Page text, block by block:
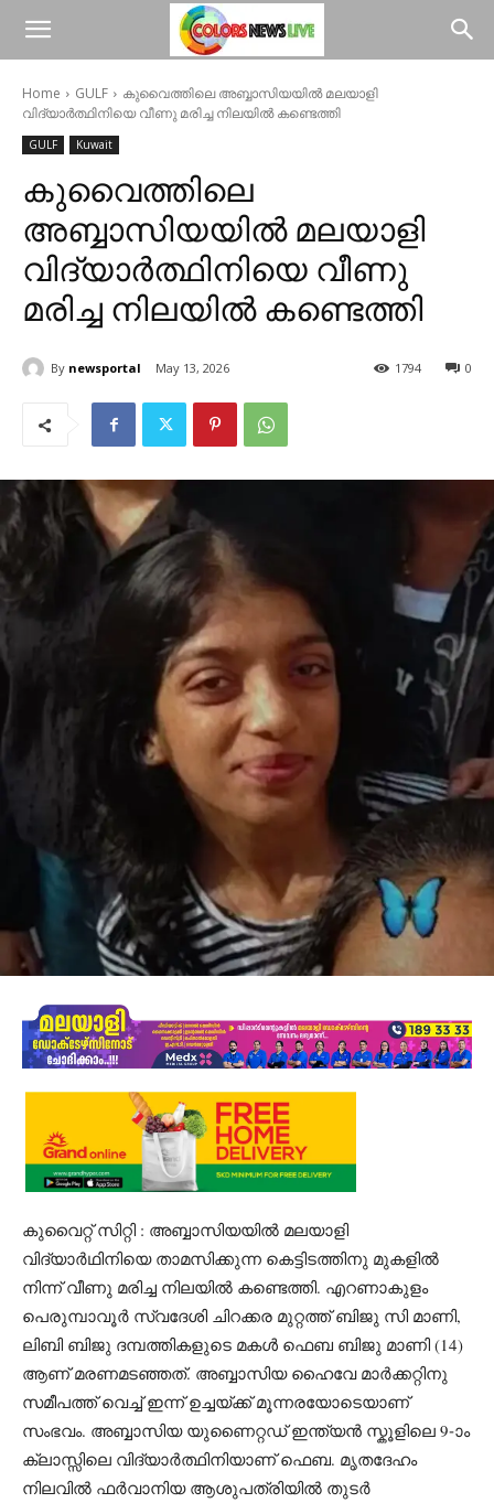
Home GULF
കുവൈത്തിലെ അബ്ബാസിയയിൽ മലയാളി
വിദ്യാർത്ഥിനിയെ വീണു മരിച്ച നിലയിൽ കണ്ടെത്തി
GULF Kuwait
കുവൈത്തിലെ
അബ്ബാസിയയിൽ മലയാളി
വിദ്യാർത്ഥിനിയെ വീണു
മരിച്ച നിലയിൽ കണ്ടെത്തി
By newsportal May 13, 2026 0
1794
കുവൈറ്റ് സിറ്റി : അബ്ബാസിയയിൽ മലയാളി
വിദ്യാർഥിനിയെ താമസിക്കുന്ന കെട്ടിടത്തിനു മുകളിൽ
നിന്ന് വീണു മരിച്ച നിലയിൽ കണ്ടെത്തി. എറണാകുളം
പെരുമ്പാവൂർ സ്വദേശി ചിറക്കര മുറ്റത്ത് ബിജു സി മാണി,
ലിബി ബിജു ദമ്പത്തികളുടെ മകൾ ഫെബ ബിജു മാണി (14)
ആണ് മരണമടഞ്ഞത്. അബ്ബാസിയ ഹൈവേ മാർക്കറ്റിനു
സമീപത്ത് വെച്ച് ഇന്ന് ഉച്ചയ്ക്ക് മൂന്നരയോടെയാണ്
സംഭവം. അബ്ബാസിയ യുണൈറ്റഡ് ഇന്ത്യൻ സ്കൂളിലെ 9-ാം
ക്ലാസ്സിലെ വിദ്യാർത്ഥിനിയാണ് ഫെബ. മൃതദേഹം
നിലവിൽ ഫർവാനിയ ആശുപത്രിയിൽ തുടർ